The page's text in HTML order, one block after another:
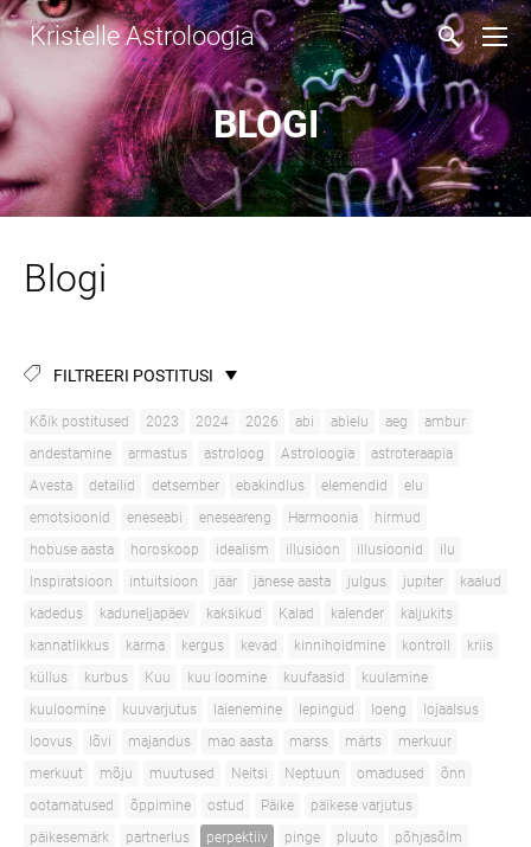
Kristelle Astroloogia
BLOGI
Blogi
FILTREERI POSTITUSI
Kõik postitused 2023 2024 2026 abi abielu aeg
ambur
andestamine
armastus astroloog Astroloogia
astroteraapia
Avesta
detailid detsember ebakindlus elemendid
elu
emotsioonid
eneseabi eneseareng Harmoonia
hirmud
hobuse aasta
horoskoop idealism illusioon illusioonid
ilu
Inspiratsioon
intuitsioon jäär jänese aasta julgus jupiter
kaalud
kadedus
kaduneljapäev kaksikud Kalad kalender
kaljukits
kannatlikkus
karma kergus kevad kinnihoidmine kontroll
kriis
küllus
kurbus Kuu kuu loomine kuufaasid
kuulamine
kuuloomine
kuuvarjutus laienemine lepingud loeng
lojaalsus
loovus
lõvi majandus mao aasta marss märts
merkuur
merkuut
mõju muutused Neitsi Neptuun omadused
õnn
ootamatused
õppimine ostud Päike
päikese varjutus
päikesemärk
partnerlus perpektiiv pinge pluuto
põhjasõlm